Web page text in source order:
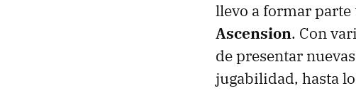
llevo a formar
Ascension. Con
de presentar
jugabilidad, hasta